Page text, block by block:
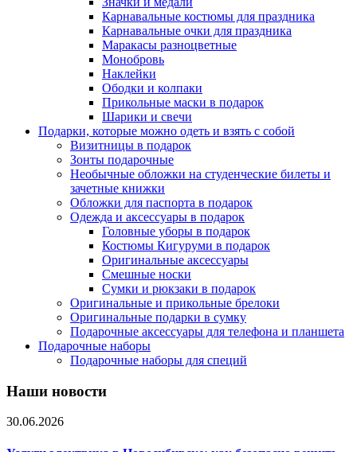
Карнавальные костюмы для праздника
Карнавальные очки для праздника
Маракасы разноцветные
Монобровь
Наклейки
Ободки и колпаки
Прикольные маски в подарок
Шарики и свечи
Подарки, которые можно одеть и взять с собой
Визитницы в подарок
Зонты подарочные
Необычные обложки на студенческие билеты и
зачетные книжки
Обложки для паспорта в подарок
Одежда и аксессуары в подарок
Головные уборы в подарок
Костюмы Кигуруми в подарок
Оригинальные аксессуары
Смешные носки
Сумки и рюкзаки в подарок
Оригинальные и прикольные брелоки
Оригинальные подарки в сумку
Подарочные аксессуары для телефона и планшета
Подарочные наборы
Подарочные наборы для специй
Наши новости
30.06.2026